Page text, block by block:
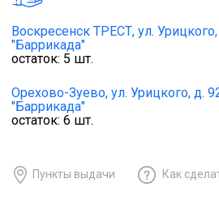
Воскресенск ТРЕСТ, ул.
"Баррикада"
остаток: 5 шт.
Орехово-Зуево, ул. Урицкого, д.
"Баррикада"
остаток: 6 шт.
Пункты выдачи Как